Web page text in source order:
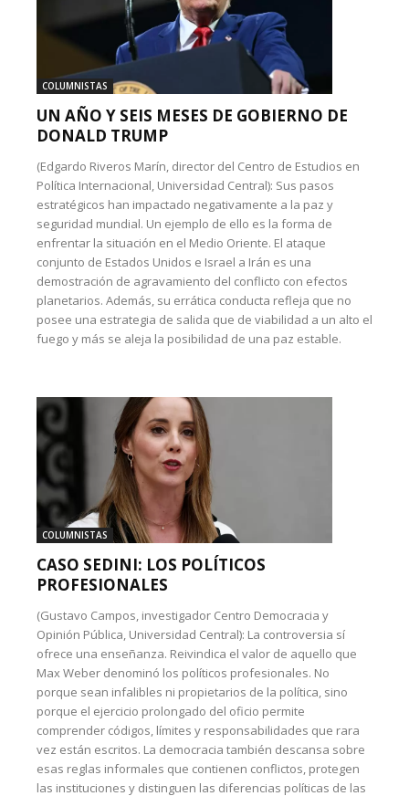
COLUMNISTAS
UN AÑO Y SEIS MESES DE GOBIERNO DE
DONALD TRUMP
(Edgardo Riveros Marín, director del Centro de Estudios en
Política Internacional, Universidad Central): Sus pasos
estratégicos han impactado negativamente a la paz y
seguridad mundial. Un ejemplo de ello es la forma de
enfrentar la situación en el Medio Oriente. El ataque
conjunto de Estados Unidos e Israel a Irán es una
demostración de agravamiento del conflicto con efectos
planetarios. Además, su errática conducta refleja que no
posee una estrategia de salida que de viabilidad a un alto el
fuego y más se aleja la posibilidad de una paz estable.
COLUMNISTAS
CASO SEDINI: LOS POLÍTICOS
PROFESIONALES
(Gustavo Campos, investigador Centro Democracia y
Opinión Pública, Universidad Central): La controversia sí
ofrece una enseñanza. Reivindica el valor de aquello que
Max Weber denominó los políticos profesionales. No
porque sean infalibles ni propietarios de la política, sino
porque el ejercicio prolongado del oficio permite
comprender códigos, límites y responsabilidades que rara
vez están escritos. La democracia también descansa sobre
esas reglas informales que contienen conflictos, protegen
las instituciones y distinguen las diferencias políticas de las